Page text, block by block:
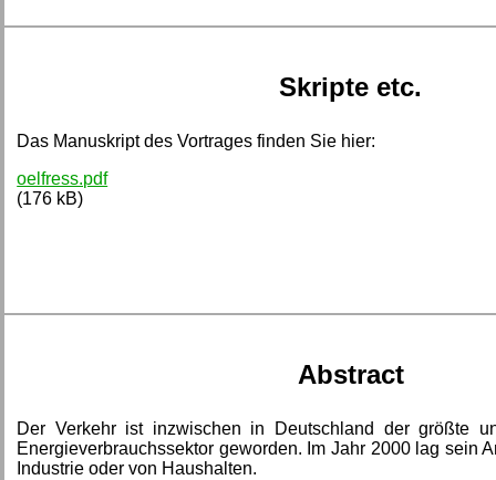
Skripte etc.
Das Manuskript des Vortrages finden Sie hier:
oelfress.pdf
(176 kB)
Abstract
Der Verkehr ist inzwischen in Deutschland der größte
Energieverbrauchssektor geworden. Im Jahr 2000 lag sein
Industrie oder von Haushalten.